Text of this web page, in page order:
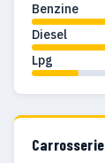
Benzine
Diesel
Lpg
Carrosserie